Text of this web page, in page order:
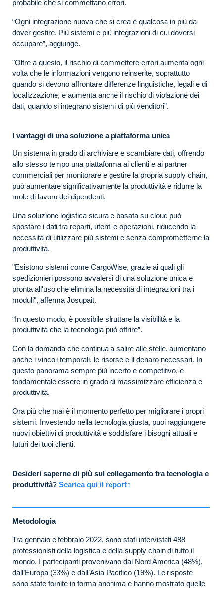
probabile che si commettano errori.
“Ogni integrazione nuova che si crea è qualcosa in più da
dover gestire. Più sistemi e più integrazioni di cui doversi
occupare”, aggiunge.
"Oltre a questo, il rischio di commettere errori aumenta ogni
volta che le informazioni vengono reinserite, soprattutto
quando si devono affrontare differenze linguistiche, legali e di
localizzazione, e aumenta anche il rischio di violazione dei
dati, quando si integrano sistemi di più venditori”.
I vantaggi di una soluzione a piattaforma unica
Un sistema in grado di archiviare e scambiare dati, offrendo
allo stesso tempo una piattaforma ai clienti e ai partner
commerciali per monitorare e gestire la propria supply chain,
può aumentare significativamente la produttività e ridurre la
mole di lavoro dei dipendenti.
Una soluzione logistica sicura e basata su cloud può
spostare i dati tra reparti, utenti e operazioni, riducendo la
necessità di utilizzare più sistemi e senza comprometterne la
produttività.
"Esistono sistemi come CargoWise, grazie ai quali gli
spedizionieri possono avvalersi di una soluzione unica e
pronta all'uso che elimina la necessità di integrazioni tra i
moduli", afferma Josupait.
“In questo modo, è possibile sfruttare la visibilità e la
produttività che la tecnologia può offrire”.
Con la domanda che continua a salire alle stelle, aumentano
anche i vincoli temporali, le risorse e il denaro necessari. In
questo panorama sempre più incerto e competitivo, è
fondamentale essere in grado di massimizzare efficienza e
produttività.
Ora più che mai è il momento perfetto per migliorare i propri
sistemi. Investendo nella tecnologia giusta, puoi raggiungere
nuovi obiettivi di produttività e soddisfare i bisogni attuali e
futuri dei tuoi clienti.
Desideri saperne di più sul collegamento tra tecnologia e
produttività? Scarica qui il report
Metodologia
Tra gennaio e febbraio 2022, sono stati intervistati 488
professionisti della logistica e della supply chain di tutto il
mondo. I partecipanti provenivano dal Nord America (48%),
dall’Europa (33%) e dall’Asia Pacifico (19%). Le risposte
sono state fornite in forma anonima e hanno mostrato quelle